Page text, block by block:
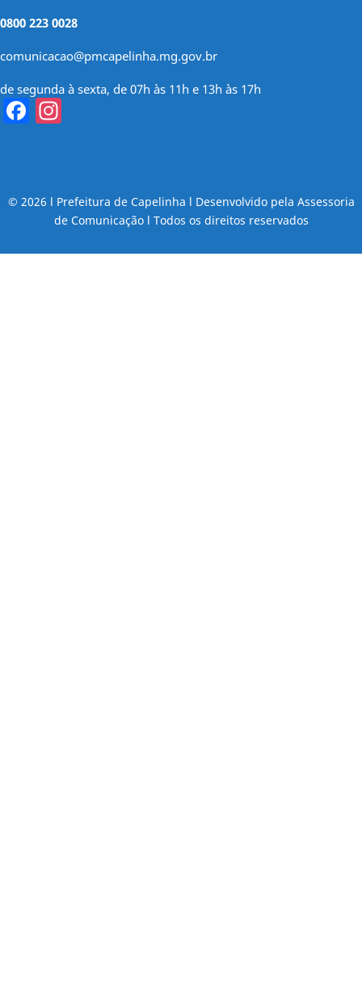
0800 223 0028
comunicacao@pmcapelinha.mg.gov.br
de segunda à sexta, de 07h às 11h e 13h às 17h
Facebook
© 2026 l Prefeitura de Capelinha l Desenvolvido pela Assessoria
de Comunicação l Todos os direitos reservados